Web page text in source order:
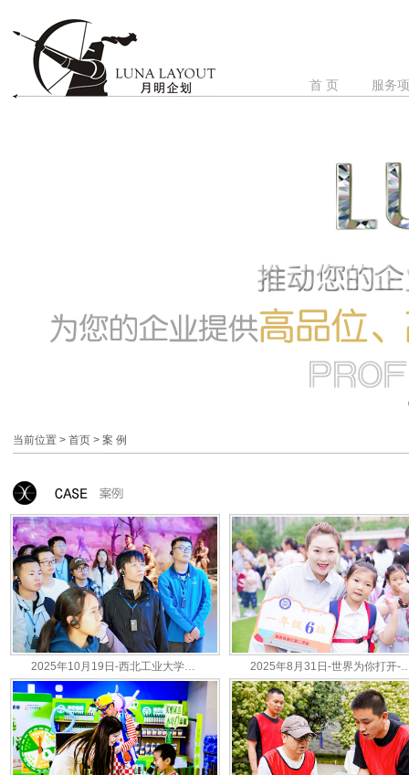
首 页 服务
当前位置 > 首页 > 案 例
2025年10月19日-西北工业大学电子信息学院2025年秋季入党积极分子培训班实践研学-渭华起义纪念馆... 2025年8月31日-世界为你打开-西安市曲江第二